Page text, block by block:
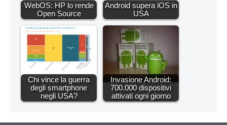
WebOS: HP lo rende
Open Source
Android supera iOS in
USA
Chi vince la guerra
degli smartphone
negli USA?
Invasione Android:
700.000 dispositivi
attivati ogni giorno